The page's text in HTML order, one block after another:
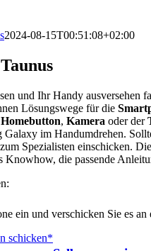
2024-08-15T00:51:08+02:00
und Ihr Handy ausversehen
Lösungswege für die
Homebutton, Kamera oder der
Galaxy im Handumdrehen.
Spezialisten einschicken.
Knowhow, die passende
ein und verschicken Sie es an
schicken*